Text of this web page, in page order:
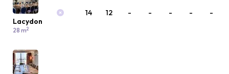
Lacydon
28 m2
14 12 - - - - -